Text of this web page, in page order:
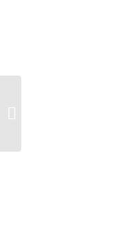
Telefon Takip